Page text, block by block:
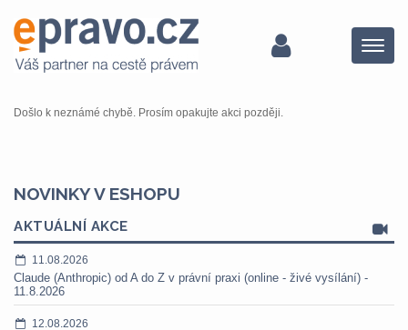
Menu
Došlo k neznámé chybě. Prosím opakujte akci později.
NOVINKY V ESHOPU
AKTUÁLNÍ AKCE
11.08.2026
Claude (Anthropic) od A do Z v právní praxi (online - živé vysílání) -
11.8.2026
12.08.2026